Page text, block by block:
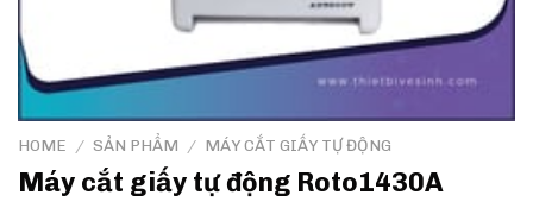
HOME / SẢN PHẨM / MÁY CẮT GIẤY TỰ ĐỘNG
Máy cắt giấy tự động Roto1430A